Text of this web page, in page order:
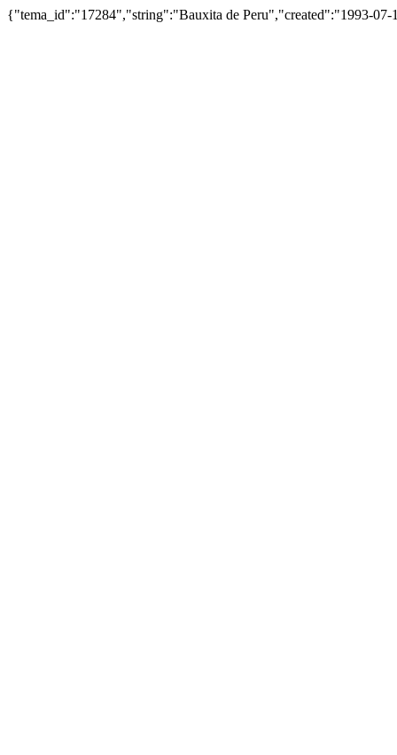
{"tema_id":"17284","string":"Bauxita de Peru","created":"1993-